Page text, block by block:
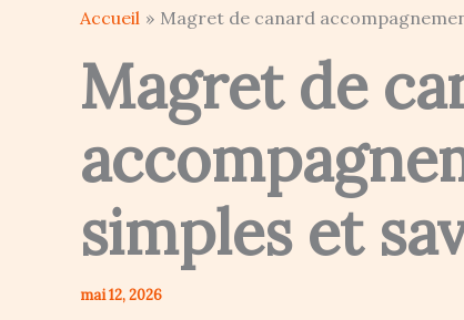
Accueil Magret de canard
Magret de
simples et
mai 12, 2026